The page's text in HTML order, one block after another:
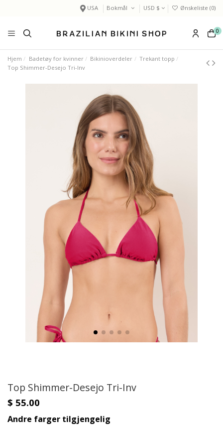
USA Bokmål USD $ Ønskeliste (0)
0
Hjem Badetøy for kvinner Bikinioverdeler
Trekant topp
Top Shimmer-Desejo Tri-Inv
Top Shimmer-Desejo Tri-Inv
$ 55.00
Andre farger tilgjengelig